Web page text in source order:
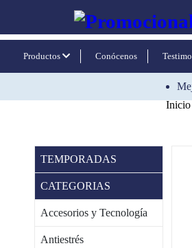
Productos Conócenos
Inicio
TEMPORADAS
CATEGORIAS
Accesorios y Tecnología
Antiestrés